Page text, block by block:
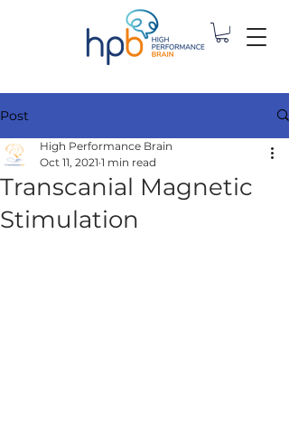
Post
Transcanial Magnetic
Stimulation
High Performance Brain
Oct 11, 2021 1 min read